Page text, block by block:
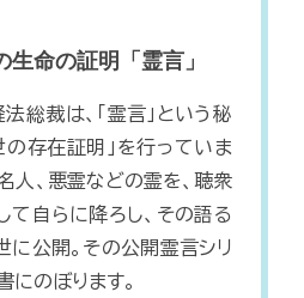
生命の証明「霊言」
総裁は、「霊言」という秘
の存在証明」を行っていま
人、悪霊などの霊を、聴衆
て自らに降ろし、その語る
に公開。その公開霊言シリ
のぼります。